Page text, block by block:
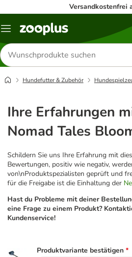
Versandkostenfrei
Menü
Produkte
suchen
Hundefutter & Zubehör
Ihre Erfahrungen
Nomad Tales
Schildern Sie uns Ihre Erfahrung mit
Bewertungen, positiv wie negativ,
von\nProduktspezialisten geprüft und
für die Freigabe ist die Einhaltung der
Hast du Probleme mit deiner
eine Frage zu einem Produkt?
Kundenservice!
Produktvariante bestätigen *